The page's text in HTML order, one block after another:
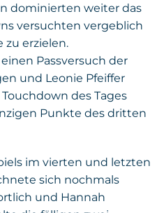
dominierten weiter das
versuchten vergeblich
zu erzielen.
Passversuch der
und Leonie Pfeiffer
des Tages
Punkte des dritten
im vierten und letzten
sich nochmals
und Hannah